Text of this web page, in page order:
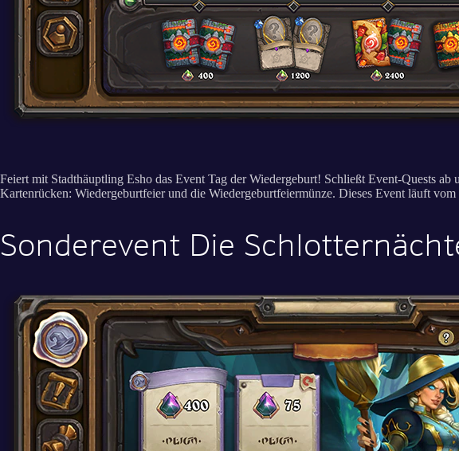
Feiert mit Stadthäuptling Esho das Event Tag der Wiedergeburt! Schließt Event-Quests ab
Kartenrücken: Wiedergeburtfeier und die Wiedergeburtfeiermünze. Dieses Event läuft vom
Sonderevent Die